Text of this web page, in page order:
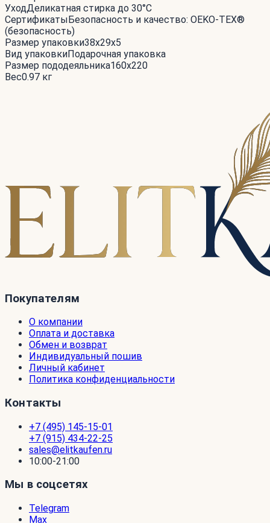
УходДеликатная стирка до 30°С
СертификатыБезопасность и качество: OEKO-TEX®
(безопасность)
Размер упаковки38x29x5
Вид упаковкиПодарочная упаковка
Размер пододеяльника160x220
Вес0.97 кг
Покупателям
О компании
Оплата и доставка
Обмен и возврат
Индивидуальный пошив
Личный кабинет
Политика конфиденциальности
Контакты
+7 (495) 145-15-01
+7 (915) 434-22-25
sales@elitkaufen.ru
10:00-21:00
Мы в соцсетях
Telegram
Max